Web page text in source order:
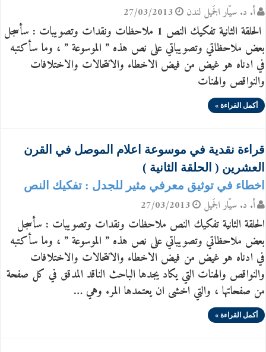
أ. د. سيّار الجَميل لندن 27/03/2013
الحلقة الثانية تفكيك النص 1 ملاحظات ونقدات وتصويبات : سأسجل
بعض ملاحظاتي وتصويباتي على نص هذه ” الموسوعة ” ، وما سأكتبه
في ادناه هو غيض من فيض الاخطاء والانتحالات والاختلافات
والنواقص والهنات
أكمل القراءة »
قراءة نقدية في موسوعة اعلام الموصل في القرن
العشرين ( الحلقة الثانية )
اخطاء في توثيق معرفي مثير للجدل : تفكيك النص
أ. د. سيّار الجَميل 27/03/2013
الحلقة الثانية تفكيك النص ملاحظات ونقدات وتصويبات : سأسجل
بعض ملاحظاتي وتصويباتي على نص هذه ” الموسوعة ” ، وما سأكتبه
في ادناه هو غيض من فيض الاخطاء والانتحالات والاختلافات
والنواقص والهنات التي يكاد يجدها الباحث الناقد المدقق في كل صفحة
من صفحاتها ، والتي اخشى ان يعتمدها المرء وهي …
أكمل القراءة »